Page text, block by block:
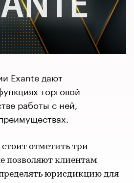
Exante дают
торговой
работы с ней,
отметить три
позволяют клиентам
юрисдикцию для